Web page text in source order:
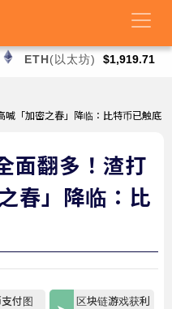
ETH(以太坊) $1,919.71
喊「加密之春」降临：比特币已触底
面翻多！渣打
春」降临：比
付图
区块链游戏获利